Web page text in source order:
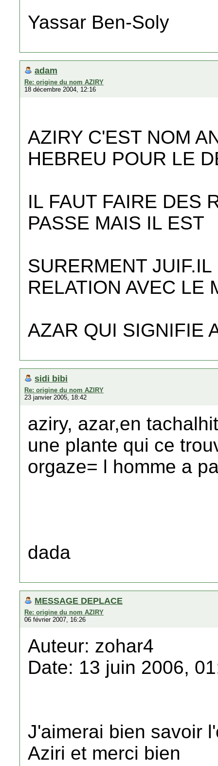
Yassar Ben-Soly
adam
Re: origine du nom AZIRY
18 décembre 2004, 12:16
AZIRY C'EST NOM
HEBREU POUR LE
IL FAUT FAIRE DES
PASSE MAIS IL EST
SURERMENT
RELATION AVEC LE
AZAR QUI SIGNIFIE
sidi bibi
Re: origine du nom AZIRY
23 janvier 2005, 18:42
aziry, azar,en
une plante qui ce
orgaze= l homme a
dada
MESSAGE DEPLACE
Re: origine du nom AZIRY
06 février 2007, 16:26
Auteur: zohar4
Date: 13 juin 2006,
J'aimerai bien savoir
Aziri et merci bien